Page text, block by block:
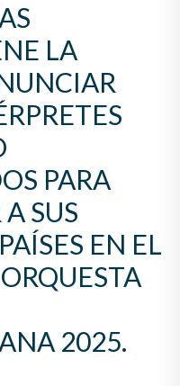
LA
PARA
SUS
EN EL
2025.